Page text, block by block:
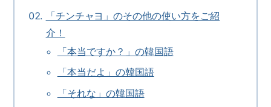
「チンチャヨ」のその他の使い方をご紹
介！
「本当ですか？」の韓国語
「本当だよ」の韓国語
「それな」の韓国語